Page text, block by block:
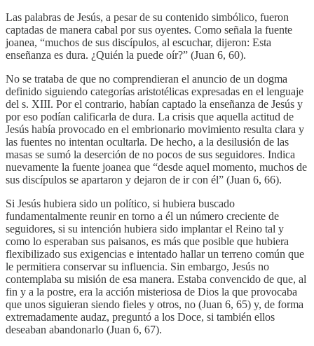
Las palabras de Jesús, a pesar de su contenido simbólico, fueron
captadas de manera cabal por sus oyentes. Como señala la fuente
joanea, “muchos de sus discípulos, al escuchar, dijeron: Esta
enseñanza es dura. ¿Quién la puede oír?” (Juan 6, 60).
No se trataba de que no comprendieran el anuncio de un dogma
definido siguiendo categorías aristotélicas expresadas en el lenguaje
del s. XIII. Por el contrario, habían captado la enseñanza de Jesús y
por eso podían calificarla de dura. La crisis que aquella actitud de
Jesús había provocado en el embrionario movimiento resulta clara y
las fuentes no intentan ocultarla. De hecho, a la desilusión de las
masas se sumó la deserción de no pocos de sus seguidores. Indica
nuevamente la fuente joanea que “desde aquel momento, muchos de
sus discípulos se apartaron y dejaron de ir con él” (Juan 6, 66).
Si Jesús hubiera sido un político, si hubiera buscado
fundamentalmente reunir en torno a él un número creciente de
seguidores, si su intención hubiera sido implantar el Reino tal y
como lo esperaban sus paisanos, es más que posible que hubiera
flexibilizado sus exigencias e intentado hallar un terreno común que
le permitiera conservar su influencia. Sin embargo, Jesús no
contemplaba su misión de esa manera. Estaba convencido de que, al
fin y a la postre, era la acción misteriosa de Dios la que provocaba
que unos siguieran siendo fieles y otros, no (Juan 6, 65) y, de forma
extremadamente audaz, preguntó a los Doce, si también ellos
deseaban abandonarlo (Juan 6, 67).